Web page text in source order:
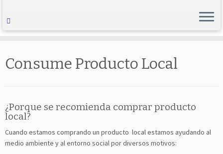
Consume Producto Local
¿Porque se recomienda comprar producto
local?
Cuando estamos comprando un producto local estamos ayudando al
medio ambiente y al entorno social por diversos motivos: